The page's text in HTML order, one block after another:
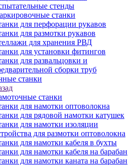
стенды
станки
для перфорации рукавов
для размотки рукавов
для хранения РВД
для установки фитингов
для развальцовки и
сборки труб
станки
станки
для намотки оптоволокна
для рядовой намотки катушек
для намотки изоляции
для размотки оптоволокна
для намотки кабеля в бухты
для намотки кабеля на барабан
для намотки каната на барабан